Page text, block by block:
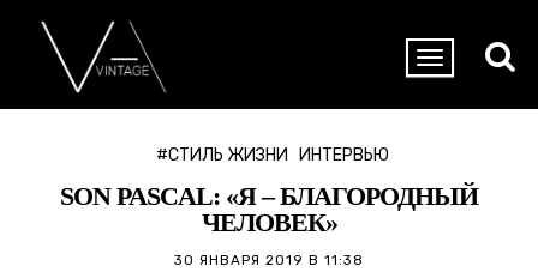
#СТИЛЬ ЖИЗНИ ИНТЕРВЬЮ
SON PASCAL: «Я – БЛАГОРОДНЫЙ
ЧЕЛОВЕК»
30 ЯНВАРЯ 2019 В 11:38